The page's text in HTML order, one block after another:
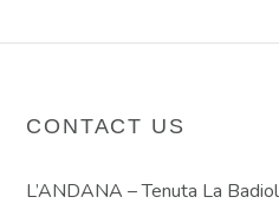
CONTACT US
L’ANDANA – Tenuta La